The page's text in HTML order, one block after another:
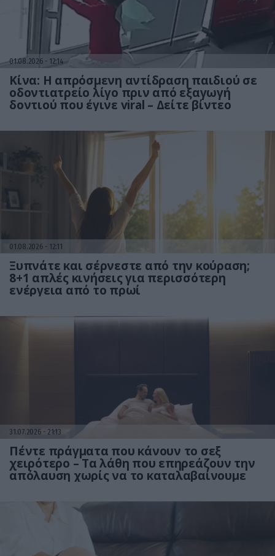
01.08.2026 12:14
Κίνα: Η απρόσμενη αντίδραση παιδιού σε
οδοντιατρείο λίγο πριν από εξαγωγή
δοντιού που έγινε viral – Δείτε βίντεο
01.08.2026 12:11
Ξυπνάτε και σέρνεστε από την κούραση;
8+1 απλές κινήσεις για περισσότερη
ενέργεια από το πρωί
31.07.2026 21:13
Πέντε πράγματα που κάνουν το σεξ
χειρότερο – Τα λάθη που επηρεάζουν την
απόλαυση χωρίς να το καταλαβαίνουμε